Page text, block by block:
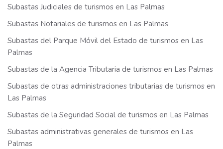
Subastas Judiciales de turismos en Las Palmas
Subastas Notariales de turismos en Las Palmas
Subastas del Parque Móvil del Estado de turismos en Las
Palmas
Subastas de la Agencia Tributaria de turismos en Las Palmas
Subastas de otras administraciones tributarias de turismos en
Las Palmas
Subastas de la Seguridad Social de turismos en Las Palmas
Subastas administrativas generales de turismos en Las
Palmas